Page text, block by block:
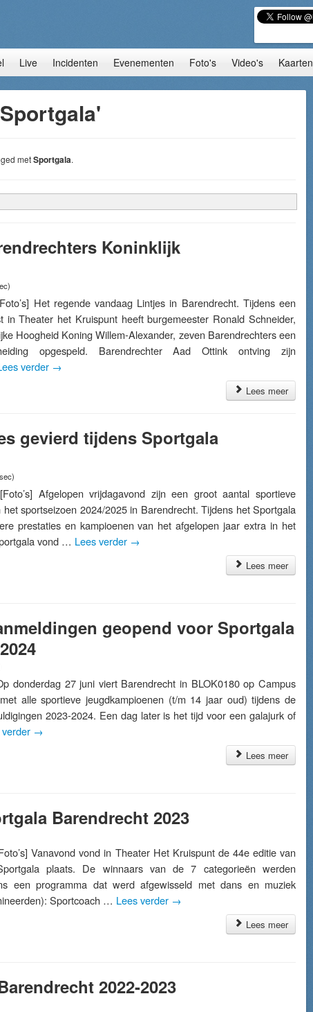
Live Incidenten Evenementen Foto's Video's Kaarten
metSportgala.
Koninklijk
Het regende vandaag Lintjes in Barendrecht. Tijdens een
in Theater het Kruispunt heeft burgemeester Ronald Schneider,
Hoogheid Koning Willem-Alexander, zeven Barendrechters een
opgespeld. Barendrechter Aad Ottink ontving zijn
verder →
Lees meer
gevierd tijdens Sportgala
Afgelopen vrijdagavond zijn een groot aantal sportieve
sportseizoen 2024/2025 in Barendrecht. Tijdens het Sportgala
prestaties en kampioenen van het afgelopen jaar extra in het
vond … Lees verder →
Lees meer
geopend voor Sportgala
donderdag 27 juni viert Barendrecht in BLOK0180 op Campus
alle sportieve jeugdkampioenen (t/m 14 jaar oud) tijdens de
2023-2024. Een dag later is het tijd voor een galajurk of
→
Lees meer
Barendrecht 2023
Vanavond vond in Theater Het Kruispunt de 44e editie van
plaats. De winnaars van de 7 categorieën werden
een programma dat werd afgewisseld met dans en muziek
Sportcoach … Lees verder →
Lees meer
2022-2023